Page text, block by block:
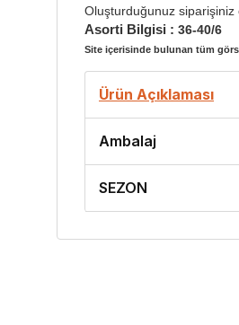
Oluşturduğunuz
Asorti Bilgisi : 36-40/6
Site içerisinde bulunan tüm
Ürün Açıklaması
Ambalaj
SEZON